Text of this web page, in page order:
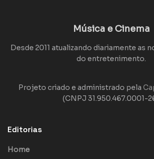
Música e Cinema
Desde 2011 atualizando diariamente as
do entretenimento.
Projeto criado e administrado pela
(CNPJ 31.950.467.0001-
Editorias
Home